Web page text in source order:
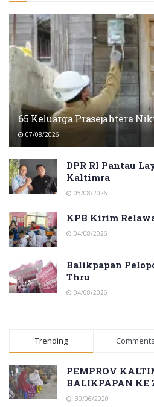
65 Keluarga Prasejahtera
07/08/2026
DPR RI Pantau
Kaltimra
05/08/2026
KPB Kirim
04/08/2026
Balikpapan
Thru
04/08/2026
Trending Comments
PEMPROV
BALIKPAPAN KE
30/06/2020